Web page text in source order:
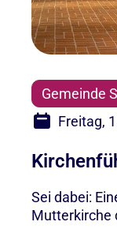
Gemeinde
Freitag,
Sei dabei:
Mutterkirche